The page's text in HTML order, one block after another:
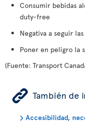
Consumir bebidas
duty-free
Negativa a seguir
Poner en peligro la
(Fuente: Transport
ÿ También de
Accesibilidad,